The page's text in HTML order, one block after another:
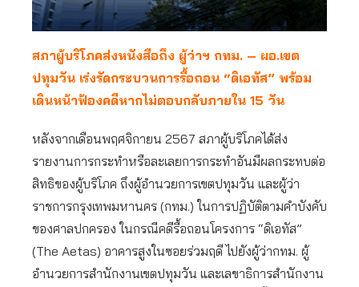
สภาผู้บริโภคส่งหนังสือถึง ผู้ว่าฯ กทม. – ผอ.เขต
ปทุมวัน เร่งรัดกระบวนการรื้อถอน “ดิเอทัส” พร้อม
เดินหน้าฟ้องคดีหากไม่ตอบกลับภายใน 15 วัน
หลังจากเดือนพฤศจิกายน 2567 สภาผู้บริโภคได้ส่ง
รายงานการกระทำหรือละเลยการกระทำอันมีผลกระทบต่อ
สิทธิของผู้บริโภค ถึงผู้อำนวยการเขตปทุมวัน และผู้ว่า
ราชการกรุงเทพมหานคร (กทม.) ในการปฏิบัติตามคำบังคับ
ของศาลปกครอง ในกรณีคดีรื้อถอนโครงการ “ดิเอทัส”
(The Aetas) อาคารสูงในซอยร่วมฤดี ไปยังผู้ว่ากทม. ผู้
อำนวยการสำนักงานเขตปทุมวัน และเลขาธิการสำนักงาน